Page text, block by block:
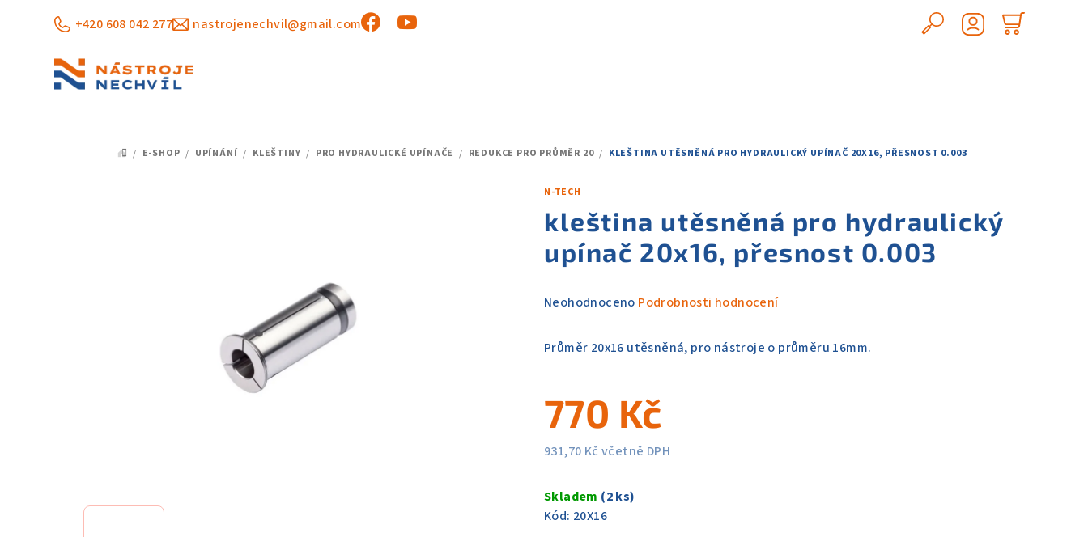
+420 608 042 277 nastrojenechvil@gmail.com
Hledat
DOMŮ
/ E-SHOP / UPÍNÁNÍ / KLEŠTINY / PRO HYDRAULICKÉ UPÍNAČE / REDUKCE PRO PRŮMĚR 20 / KLEŠTINA UTĚSNĚNÁ PRO HYDRAULICKÝ UPÍNAČ 20X16, PŘESNOST 0.003
N-TECH
kleština utěsněná pro hydraulický
upínač 20x16, přesnost 0.003
Průměrné
produktu
z
Neohodnoceno Podrobnosti hodnocení
Průměr 20x16 utěsněná, pro nástroje o průměru 16mm.
770 Kč
931,70 Kč včetně DPH
cena:
Skladem (2 ks)
Kód: 20X16